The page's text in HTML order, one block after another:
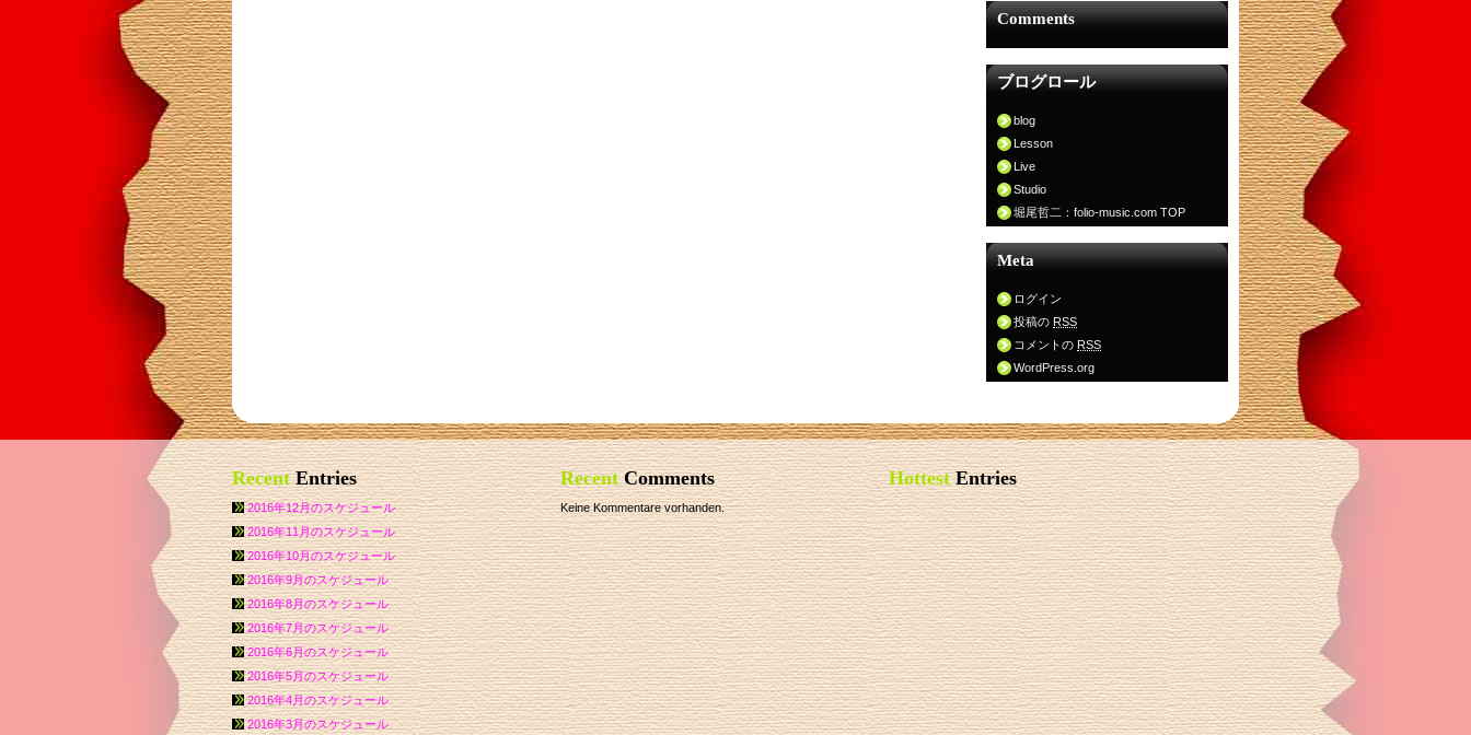
Comments
ブログロール
blog
Lesson
Live
Studio
堀尾哲二：folio-music.com TOP
Meta
ログイン
投稿の RSS
コメントの RSS
WordPress.org
RecentEntries
2016年12月のスケジュール
2016年11月のスケジュール
2016年10月のスケジュール
2016年9月のスケジュール
2016年8月のスケジュール
2016年7月のスケジュール
2016年6月のスケジュール
2016年5月のスケジュール
2016年4月のスケジュール
2016年3月のスケジュール
RecentComments
Keine Kommentare vorhanden.
HottestEntries